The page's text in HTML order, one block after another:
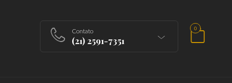
Contato
(21) 2591-7351
0